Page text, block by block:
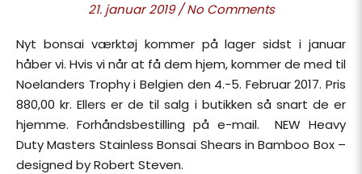
21. januar 2019 / No Comments
Nyt bonsai værktøj kommer på lager sidst i januar
håber vi. Hvis vi når at få dem hjem, kommer de med til
Noelanders Trophy i Belgien den 4.-5. Februar 2017. Pris
880,00 kr. Ellers er de til salg i butikken så snart de er
hjemme. Forhåndsbestilling på e-mail. NEW Heavy
Duty Masters Stainless Bonsai Shears in Bamboo Box –
designed by Robert Steven.